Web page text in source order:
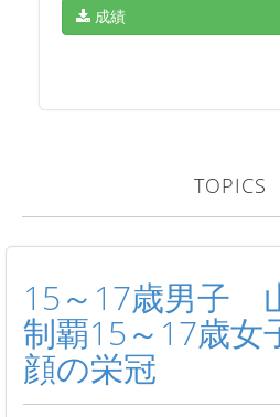
成績
TOPICS
15～17歳男子
制覇15～17歳
顔の栄冠